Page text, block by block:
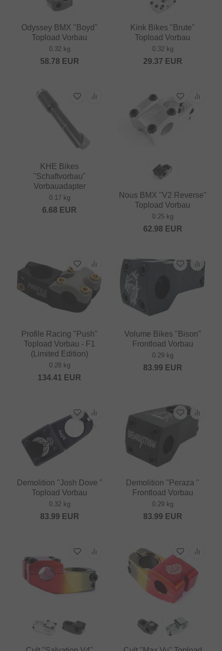
Odyssey BMX "Boyd"
Topload Vorbau
0.32 kg
58.78 EUR
Kink Bikes "Brute"
Topload Vorbau
0.32 kg
29.37 EUR
KHE Bikes
"Schaftvorbau"
Vorbauadapter
0.17 kg
6.68 EUR
Nous BMX "V2 Reverse"
Topload Vorbau
0.25 kg
62.98 EUR
Profile Racing "Push"
Topload Vorbau - F1
(Limited Edition)
0.28 kg
134.41 EUR
Volume Bikes "Bison"
Frontload Vorbau
0.29 kg
83.99 EUR
Demolition "Josh Dove "
Topload Vorbau
0.32 kg
83.99 EUR
Demolition "Peraza "
Frontload Vorbau
0.29 kg
83.99 EUR